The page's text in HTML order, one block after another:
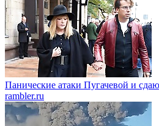
Панические атаки Пугачевой и
rambler.ru